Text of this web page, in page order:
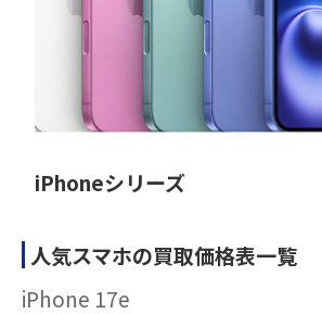
iPhoneシリーズ
人気スマホの買取価格表一覧
iPhone 17e